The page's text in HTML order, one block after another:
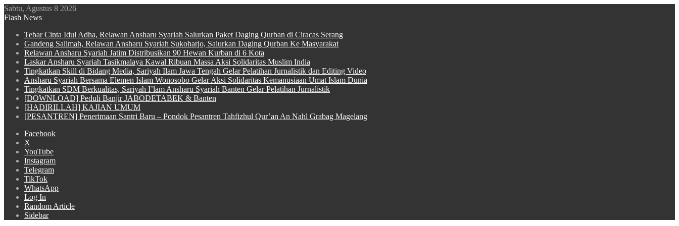
Sabtu, Agustus 8 2026
Flash News
Tebar Cinta Idul Adha, Relawan Ansharu Syariah Salurkan Paket Daging Qurban di Ciracas Serang
Gandeng Salimah, Relawan Ansharu Syariah Sukoharjo, Salurkan Daging Qurban Ke Masyarakat
Relawan Ansharu Syariah Jatim Distribusikan 90 Hewan Kurban di 6 Kota
Laskar Ansharu Syariah Tasikmalaya Kawal Ribuan Massa Aksi Solidaritas Muslim India
Tingkatkan Skill di Bidang Media, Sariyah Ilam Jawa Tengah Gelar Pelatihan Jurnalistik dan Editing Video
Ansharu Syariah Bersama Elemen Islam Wonosobo Gelar Aksi Solidaritas Kemanusiaan Umat Islam Dunia
Tingkatkan SDM Berkualitas, Sariyah I’lam Ansharu Syariah Banten Gelar Pelatihan Jurnalistik
[DOWNLOAD] Peduli Banjir JABODETABEK & Banten
[HADIRILLAH] KAJIAN UMUM
[PESANTREN] Penerimaan Santri Baru – Pondok Pesantren Tahfizhul Qur’an An Nahl Grabag Magelang
Facebook
X
YouTube
Instagram
Telegram
TikTok
WhatsApp
Log In
Random Article
Sidebar